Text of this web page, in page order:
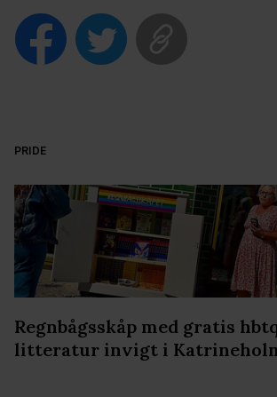
PRIDE
Regnbågsskåp med gratis
litteratur invigt i